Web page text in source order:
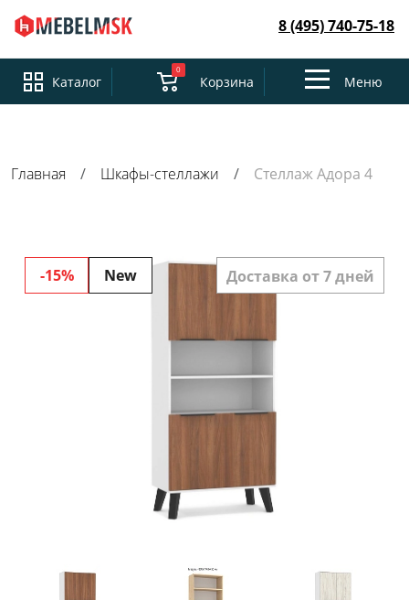
8 (495) 740-75-18
Каталог
0
Корзина
ToggleМеню
Главная Шкафы-стеллажи Стеллаж Адора 4
-15% New Доставка от 7 дней